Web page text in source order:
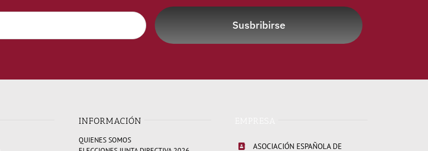
Susbribirse
INFORMACIÓN
QUIENES SOMOS
ASOCIACIÓN ESPAÑOLA DE